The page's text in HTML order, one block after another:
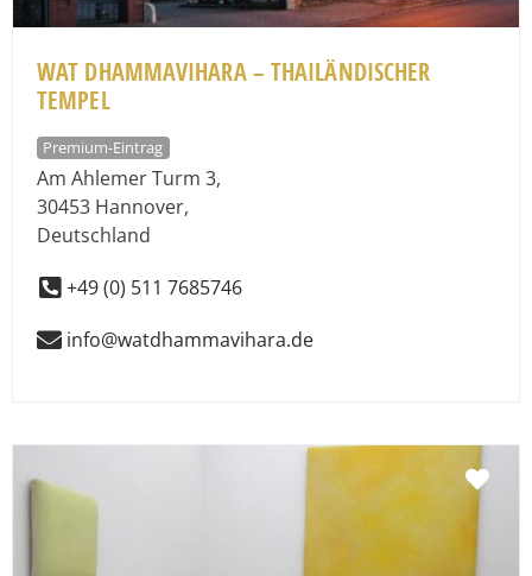
WAT DHAMMAVIHARA – THAILÄNDISCHER
TEMPEL
Premium-Eintrag
Am Ahlemer Turm 3,
30453 Hannover,
Deutschland
+49 (0) 511 7685746
info@watdhammavihara.de